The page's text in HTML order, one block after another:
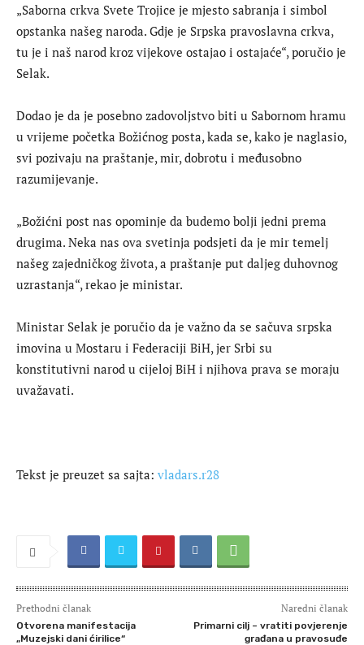
„Saborna crkva Svete Trojice je mjesto sabranja i simbol
opstanka našeg naroda. Gdje je Srpska pravoslavna crkva,
tu je i naš narod kroz vijekove ostajao i ostajaće“, poručio je
Selak.
Dodao je da je posebno zadovoljstvo biti u Sabornom hramu
u vrijeme početka Božićnog posta, kada se, kako je naglasio,
svi pozivaju na praštanje, mir, dobrotu i međusobno
razumijevanje.
„Božićni post nas opominje da budemo bolji jedni prema
drugima. Neka nas ova svetinja podsjeti da je mir temelj
našeg zajedničkog života, a praštanje put daljeg duhovnog
uzrastanja“, rekao je ministar.
Ministar Selak je poručio da je važno da se sačuva srpska
imovina u Mostaru i Federaciji BiH, jer Srbi su
konstitutivni narod u cijeloj BiH i njihova prava se moraju
uvažavati.
Tekst je preuzet sa sajta: vladars.r28
Prethodni članak
Otvorena manifestacija
„Muzejski dani ćirilice“
Naredni članak
Primarni cilj – vratiti povjerenje
građana u pravosuđe